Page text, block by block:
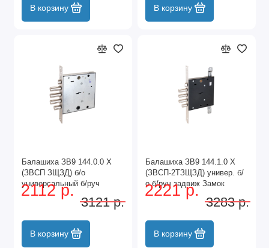
В корзину В корзину
Балашиха ЗВ9 144.0.0 Х
(ЗВСП ЗЩЗД) б/о
универсальный б/руч
задвиж Замок врезной тяж
2112 р.
3121 р.
В корзину
Балашиха ЗВ9 144.1.0 Х
(ЗВСП-2ТЗЩЗД) универ. б/
о б/руч задвиж Замок
врезной тяж (10,5)
2221 р.
3283 р.
В корзину